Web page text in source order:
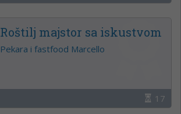
Roštilj majstor sa iskustvom
Pekara i fastfood Marcello
17